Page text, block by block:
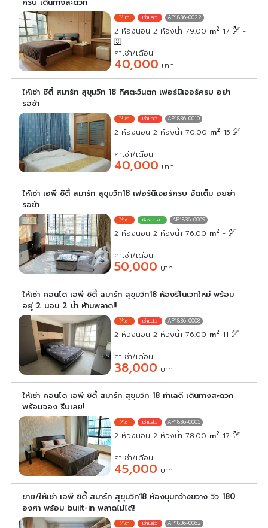
AP1836-0022
2 ห้องนอน 2 ห้องน้ำ 79.00 m2 17 -
ค่าเช่า/เดือน
40,000 บาท
ให้เช่า ซิตี้ สมาร์ท สุขุมวิท 18 ทิศตะวันตก เฟอร์นิเจอร์ครบ อย่า
รอช้า
AP1836-0010
2 ห้องนอน 2 ห้องน้ำ 70.00 m2 15
ค่าเช่า/เดือน
40,000 บาท
ให้เช่า เอพี ซิตี้ สมาร์ท สุขุมวิท18 เฟอร์นิเจอร์ครบ จัดเต็ม อยย่า
รอช้า
AP1836-0009
2 ห้องนอน 2 ห้องน้ำ 76.00 m2 -
ค่าเช่า/เดือน
50,000 บาท
ให้เช่า คอนโด เอพี ซิตี้ สมาร์ท สุขุมวิท18 ห้องรีโนเวทใหม่ พร้อม
อยู่ 2 นอน 2 น้ำ ห้ามพลาด!!
AP1836-0008
2 ห้องนอน 2 ห้องน้ำ 76.00 m2 11
ค่าเช่า/เดือน
38,000 บาท
ให้เช่า คอนโด เอพี ซิตี้ สมาร์ท สุขุมวิท 18 ทำเลดี เดินทางสะดวก
พร้อมจอง รีบเลย!
AP1836-0005
2 ห้องนอน 2 ห้องน้ำ 78.00 m2 17
ค่าเช่า/เดือน
45,000 บาท
ขาย/ให้เช่า เอพี ซิตี้ สมาร์ท สุขุมวิท18 ห้องมุมกว้างขวาง วิว 180
องศา พร้อม built-in พลาดไม่ได้!
AP1836-0062